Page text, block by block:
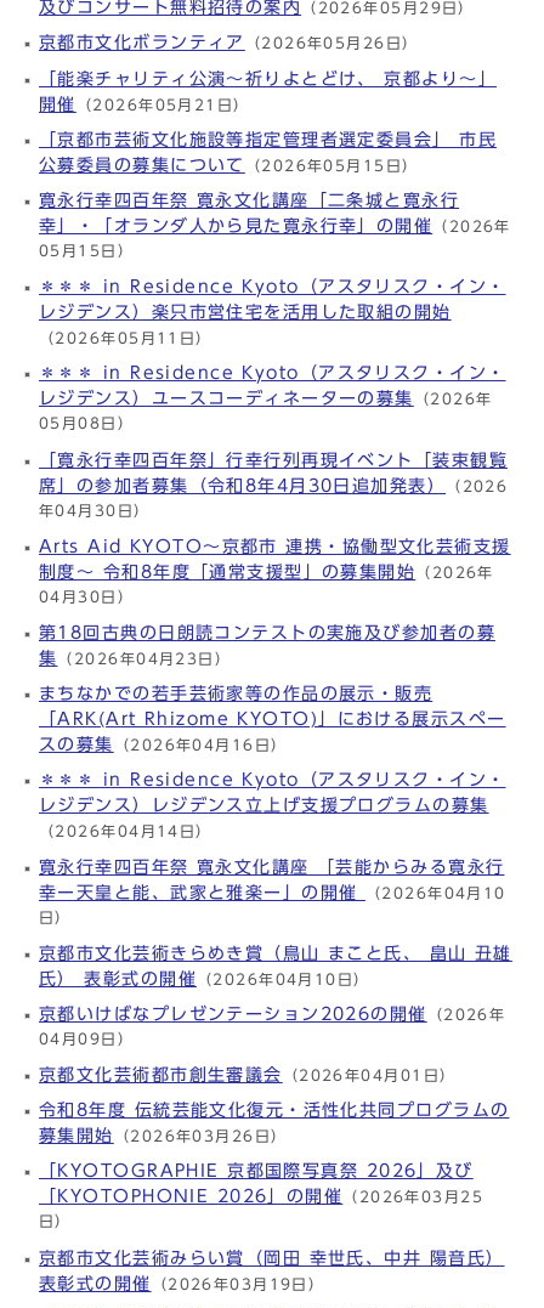
及びコンサート無料招待の案内
（2026年05月29日）
京都市文化ボランティア （2026年05月26日）
「能楽チャリティ公演～祈りよとどけ、 京都より～」
開催
（2026年05月21日）
「京都市芸術文化施設等指定管理者選定委員会」 市民
公募委員の募集について
（2026年05月15日）
寛永行幸四百年祭 寛永文化講座「二条城と寛永行
幸」・「オランダ人から見た寛永行幸」の開催
（2026年
05月15日）
＊＊＊ in Residence Kyoto（アスタリスク・イン・
レジデンス）楽只市営住宅を活用した取組の開始
（2026年05月11日）
＊＊＊ in Residence Kyoto（アスタリスク・イン・
レジデンス）ユースコーディネーターの募集
（2026年
05月08日）
「寛永行幸四百年祭」行幸行列再現イベント「装束観覧
席」の参加者募集（令和8年4月30日追加発表）
（2026
年04月30日）
Arts Aid KYOTO～京都市 連携・協働型文化芸術支援
制度～ 令和8年度「通常支援型」の募集開始
（2026年
04月30日）
第18回古典の日朗読コンテストの実施及び参加者の募
集
（2026年04月23日）
まちなかでの若手芸術家等の作品の展示・販売
「ARK(Art Rhizome KYOTO)」における展示スペー
スの募集
（2026年04月16日）
＊＊＊ in Residence Kyoto（アスタリスク・イン・
レジデンス）レジデンス立上げ支援プログラムの募集
（2026年04月14日）
寛永行幸四百年祭 寛永文化講座 「芸能からみる寛永行
幸ー天皇と能、武家と雅楽ー」の開催
（2026年04月10
日）
京都市文化芸術きらめき賞（鳥山 まこと氏、 畠山 丑雄
氏） 表彰式の開催 （2026年04月10日）
京都いけばなプレゼンテーション2026の開催 （2026年
04月09日）
京都文化芸術都市創生審議会
（2026年04月01日）
令和8年度 伝統芸能文化復元・活性化共同プログラムの
募集開始
（2026年03月26日）
「KYOTOGRAPHIE 京都国際写真祭 2026」及び
「KYOTOPHONIE 2026」の開催
（2026年03月25
日）
京都市文化芸術みらい賞（岡田 幸世氏、中井 陽音氏）
表彰式の開催
（2026年03月19日）